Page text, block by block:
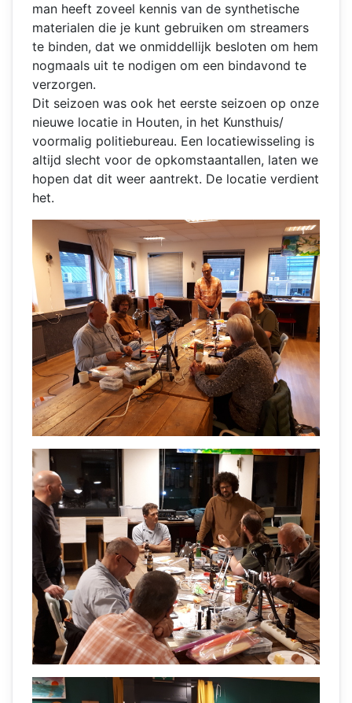
man heeft zoveel kennis van de synthetische
materialen die je kunt gebruiken om streamers
te binden, dat we onmiddellijk besloten om hem
nogmaals uit te nodigen om een bindavond te
verzorgen.
Dit seizoen was ook het eerste seizoen op onze
nieuwe locatie in Houten, in het Kunsthuis/
voormalig politiebureau. Een locatiewisseling is
altijd slecht voor de opkomstaantallen, laten we
hopen dat dit weer aantrekt. De locatie verdient
het.